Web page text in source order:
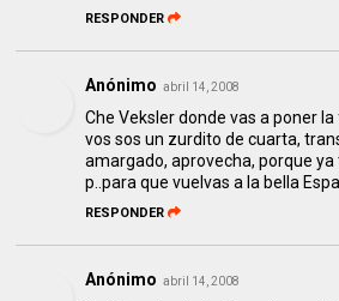
RESPONDER
Anónimo abril 14, 2008
Che Veksler donde vas a poner
vos sos un zurdito de cuarta,
amargado, aprovecha, porque
p..para que vuelvas a la bella
RESPONDER
Anónimo abril 14, 2008